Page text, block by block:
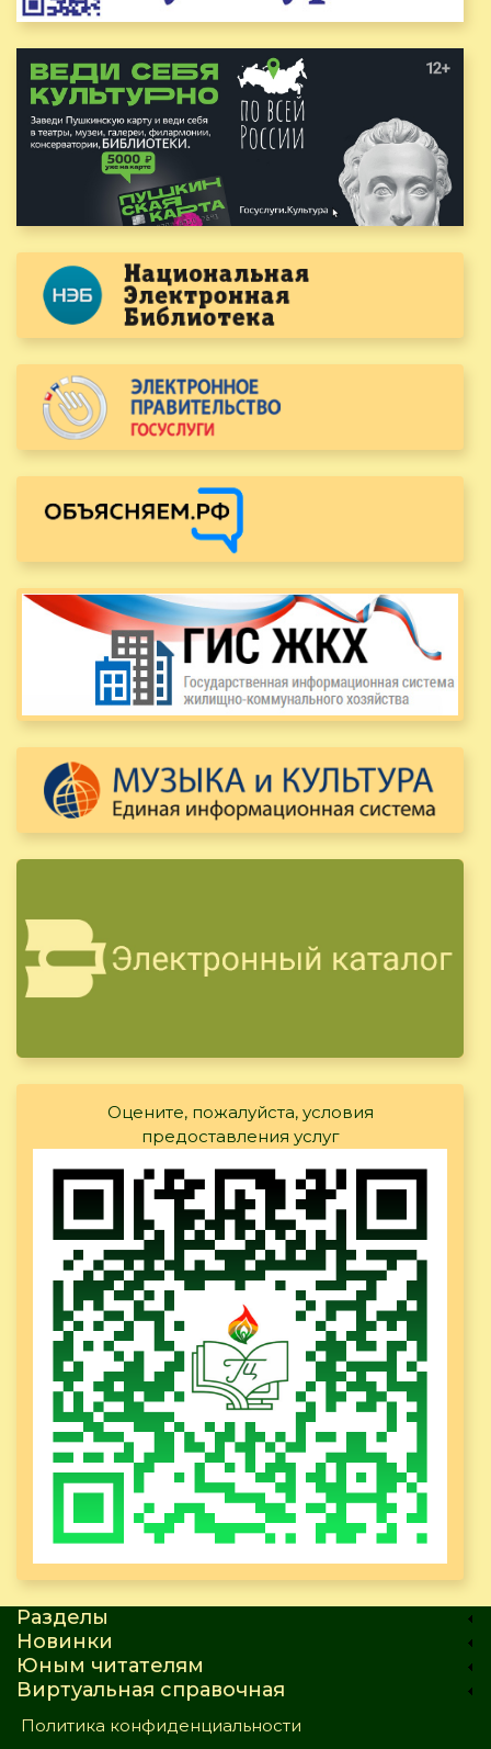
Оцените, пожалуйста, условия
предоставления услуг
Разделы
Новинки
Юным читателям
Виртуальная справочная
Политика конфиденциальности